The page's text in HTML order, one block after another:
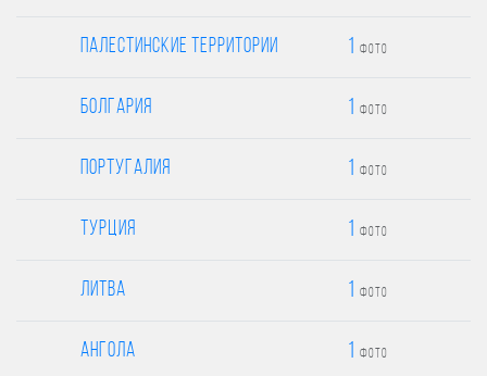
Палестинские территории 1 фото
Болгария 1 фото
Португалия 1 фото
Турция 1 фото
Литва 1 фото
Ангола 1 фото